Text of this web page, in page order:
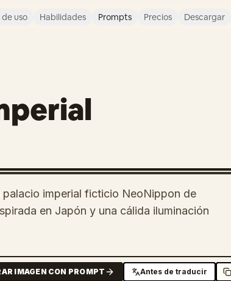
de uso Habilidades Prompts Precios Descargar
imperial ficticio NeoNippon de
en Japón y una cálida iluminación
IMAGEN CON PROMPT Antes de traducir